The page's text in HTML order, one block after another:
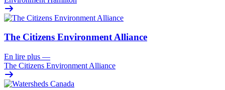
The Citizens Environment Alliance
En lire plus —
The Citizens Environment Alliance